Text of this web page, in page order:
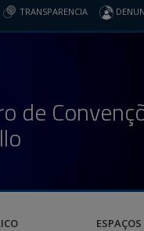
TRANSPARENCIA
de
ESPAÇOS